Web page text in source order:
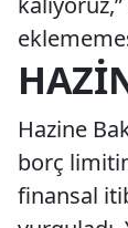
Hazine
borç
finansal